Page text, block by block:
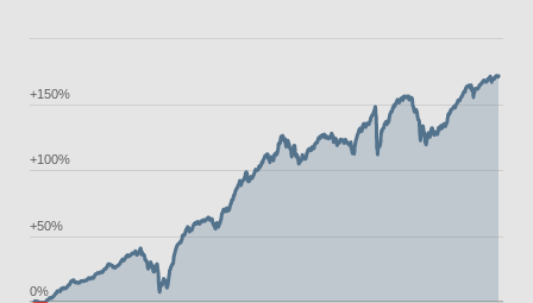
0%
+50%
+100%
+150%